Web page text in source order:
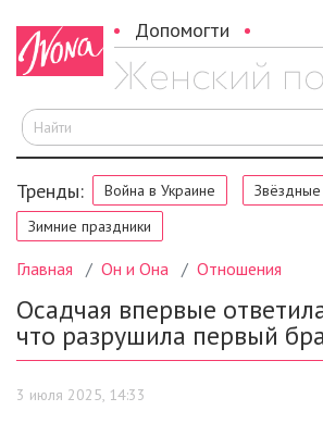
Допомогти
Тренды: Война в Украине
Зимние праздники
Главная Он и Она Отношения
Осадчая впервые
что разрушила первый
3 июля 2025, 14:33